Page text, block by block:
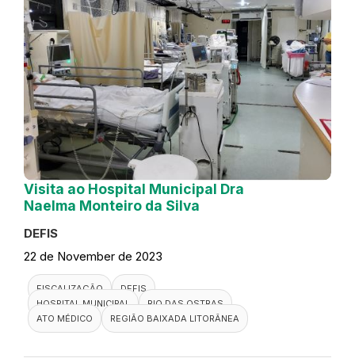
Visita ao Hospital Municipal Dra
Naelma Monteiro da Silva
DEFIS
22 de November de 2023
FISCALIZAÇÃO
DEFIS
HOSPITAL MUNICIPAL
RIO DAS OSTRAS
ATO MÉDICO
REGIÃO BAIXADA LITORÂNEA